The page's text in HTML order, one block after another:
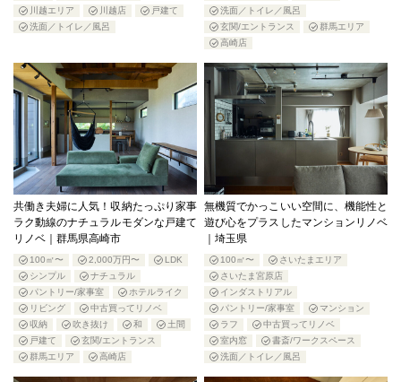
川越エリア
川越店
戸建て
洗面／トイレ／風呂
洗面／トイレ／風呂
玄関/エントランス
群馬エリア
高崎店
共働き夫婦に人気！収納たっぷり家事
ラク動線のナチュラルモダンな戸建て
リノベ｜群馬県高崎市
100㎡〜 2,000万円〜
LDK
シンプル
ナチュラル
パントリー/家事室
ホテルライク
リビング
中古買ってリノベ
収納
吹き抜け 和
土間
戸建て
玄関/エントランス
群馬エリア
高崎店
無機質でかっこいい空間に、機能性と
遊び心をプラスしたマンションリノベ
｜埼玉県
100㎡〜
さいたまエリア
さいたま宮原店
インダストリアル
パントリー/家事室
マンション
ラフ
中古買ってリノベ
室内窓
書斎/ワークスペース
洗面／トイレ／風呂